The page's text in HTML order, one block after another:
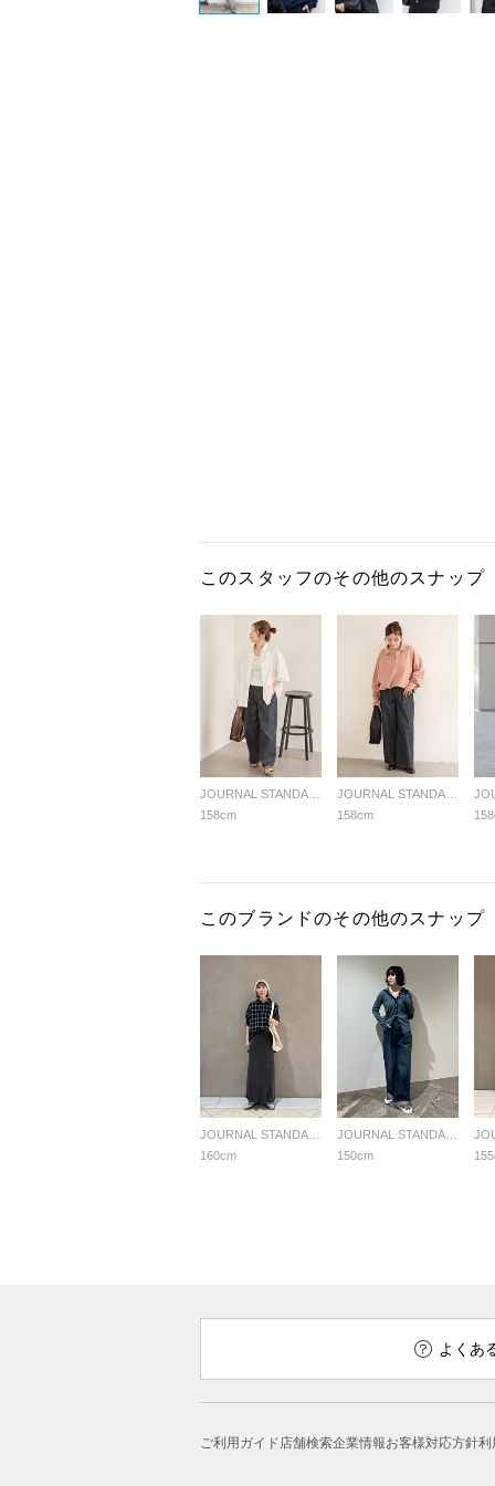
このスタッフのその他のスナップ
158cm
158cm
このブランドのその他のスナップ
160cm
150cm
よくあ
ご利用ガイド店舗検索企業情報お客様対応方針利